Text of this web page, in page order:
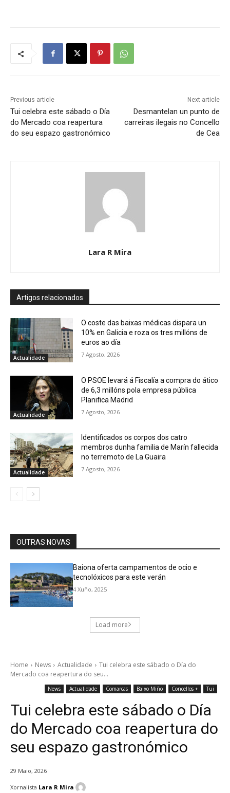
Previous article
Tui celebra este sábado o Día
do Mercado coa reapertura
do seu espazo gastronómico
Next article
Desmantelan un punto de
carreiras ilegais no Concello
de Cea
Lara R Mira
Artigos relacionados
Actualidade
O coste das baixas médicas dispara un
10% en Galicia e roza os tres millóns de
euros ao día
7 Agosto, 2026
Actualidade
O PSOE levará á Fiscalía a compra do ático
de 6,3 millóns pola empresa pública
Planifica Madrid
7 Agosto, 2026
Actualidade
Identificados os corpos dos catro
membros dunha familia de Marín fallecida
no terremoto de La Guaira
7 Agosto, 2026
OUTRAS NOVAS
Baiona oferta campamentos de ocio e
tecnolóxicos para este verán
4 Xuño, 2025
Load more